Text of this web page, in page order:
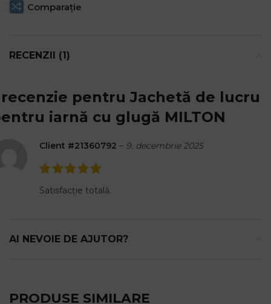
Comparaţie
RECENZII (1)
recenzie pentruJachetă de lucru
iarnă cu glugă MILTON
Client #21360792 – 9. decembrie 2025
Satisfacție totală.
AI NEVOIE DE AJUTOR?
PRODUSE SIMILARE